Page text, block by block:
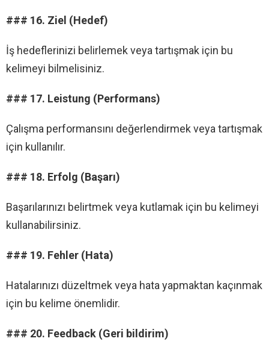
### 16. Ziel (Hedef)
İş hedeflerinizi belirlemek veya tartışmak için bu
kelimeyi bilmelisiniz.
### 17. Leistung (Performans)
Çalışma performansını değerlendirmek veya tartışmak
için kullanılır.
### 18. Erfolg (Başarı)
Başarılarınızı belirtmek veya kutlamak için bu kelimeyi
kullanabilirsiniz.
### 19. Fehler (Hata)
Hatalarınızı düzeltmek veya hata yapmaktan kaçınmak
için bu kelime önemlidir.
### 20. Feedback (Geri bildirim)